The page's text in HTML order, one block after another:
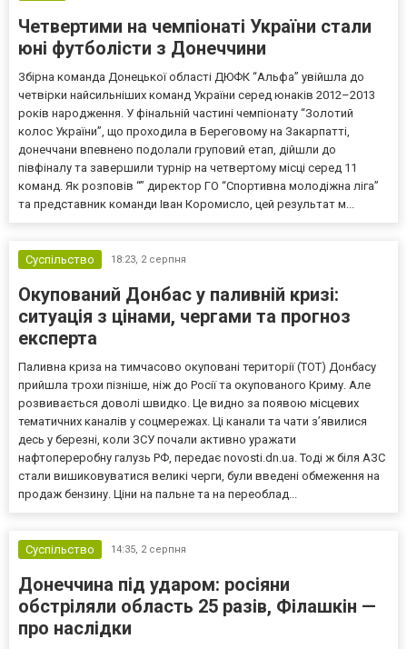
Четвертими на чемпіонаті України стали
юні футболісти з Донеччини
Збірна команда Донецької області ДЮФК “Альфа” увійшла до
четвірки найсильніших команд України серед юнаків 2012–2013
років народження. У фінальній частині чемпіонату “Золотий
колос України”, що проходила в Береговому на Закарпатті,
донеччани впевнено подолали груповий етап, дійшли до
півфіналу та завершили турнір на четвертому місці серед 11
команд. Як розповів “” директор ГО “Спортивна молодіжна ліга”
та представник команди Іван Коромисло, цей результат м...
Суспільство 18:23, 2 серпня
Окупований Донбас у паливній кризі:
ситуація з цінами, чергами та прогноз
експерта
Паливна криза на тимчасово окуповані території (ТОТ) Донбасу
прийшла трохи пізніше, ніж до Росії та окупованого Криму. Але
розвивається доволі швидко. Це видно за появою місцевих
тематичних каналів у соцмережах. Ці канали та чати з’явилися
десь у березні, коли ЗСУ почали активно уражати
нафтопереробну галузь РФ, передає novosti.dn.ua. Тоді ж біля АЗС
стали вишиковуватися великі черги, були введені обмеження на
продаж бензину. Ціни на пальне та на переоблад...
Суспільство 14:35, 2 серпня
Донеччина під ударом: росіяни
обстріляли область 25 разів, Філашкін —
про наслідки